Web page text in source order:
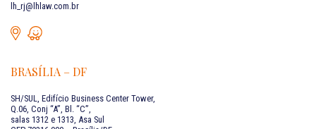
lh_rj@lhlaw.com.br
BRASÍLIA – DF
SH/SUL, Edifício Business Center Tower,
Q.06, Conj “A”, Bl. “C”,
salas 1312 e 1313, Asa Sul